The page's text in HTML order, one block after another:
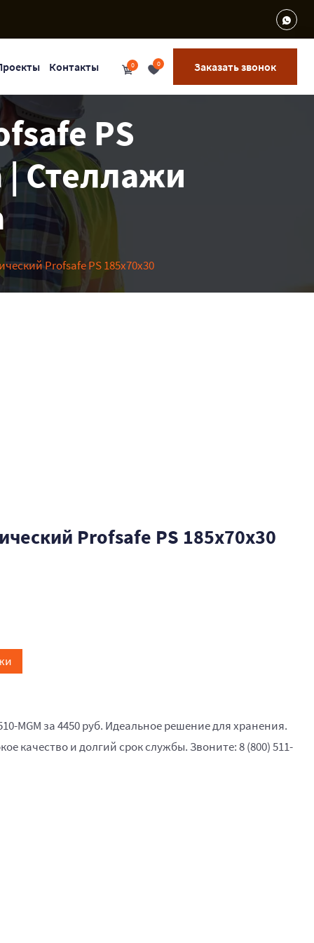
Контакты 0 0 Заказать звонок
PS
| Стеллажи
Profsafe PS 185x70x30
Profsafe PS 185x70x30
MGM за 4450 руб. Идеальное решение для хранения.
качество и долгий срок службы. Звоните: 8 (800) 511-